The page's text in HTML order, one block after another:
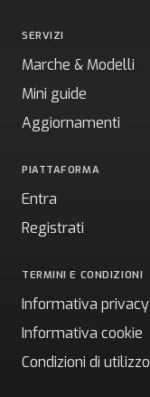
SERVIZI
Marche & Modelli
Mini guide
Aggiornamenti
PIATTAFORMA
Entra
Registrati
TERMINI E CONDIZIONI
Informativa privacy
Informativa cookie
Condizioni di utilizzo